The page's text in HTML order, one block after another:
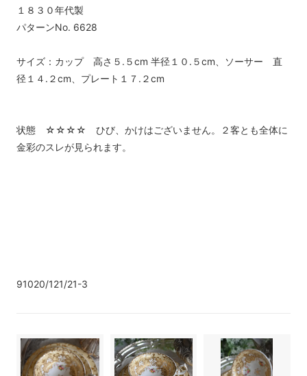
１８３０年代製
パターンNo. 6628
サイズ：カップ 高さ５.５cm 半径１０.５cm、ソーサー 直
径１４.２cm、プレート１７.２cm
状態 ☆☆☆☆ ひび、かけはございません。２客とも全体に
金彩のスレが見られます。
91020/121/21-3